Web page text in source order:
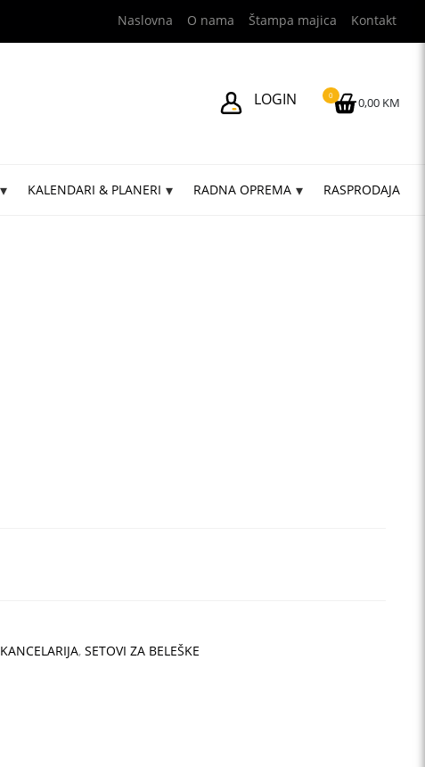
Naslovna O nama Štampa majica Kontakt
LOGIN 0,00 KM
0
KALENDARI & PLANERI RADNA OPREMA RASPRODAJA
KANCELARIJA, SETOVI ZA BELEŠKE